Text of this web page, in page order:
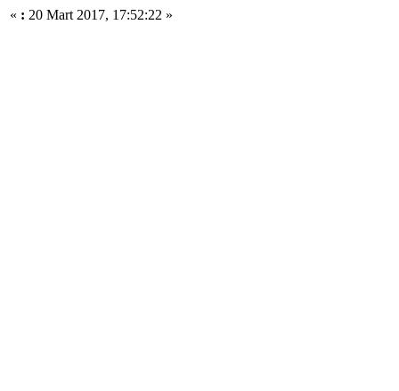
« : 20 Mart 2017, 17:52:22 »